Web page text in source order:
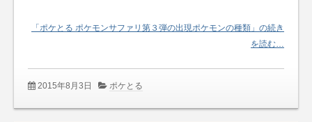
「ポケとる ポケモンサファリ第３弾の出現ポケモンの種類」の続き
を読む…
2015年8月3日 ポケとる